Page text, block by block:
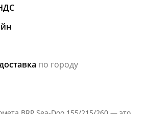
по городу